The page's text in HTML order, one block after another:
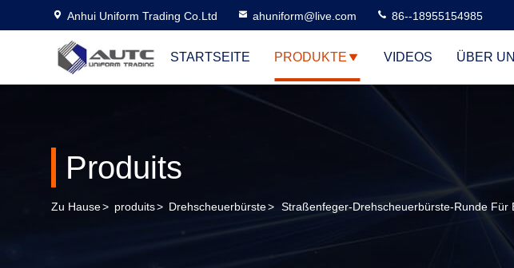
Anhui Uniform Trading Co.Ltd ahuniform@live.com 86--18955154985
STARTSEITE PRODUKTE VIDEOS ÜBER
Produits
Zu Hause> produits> Drehscheuerbürste> Straßenfeger-Drehscheuerbürste-Runde